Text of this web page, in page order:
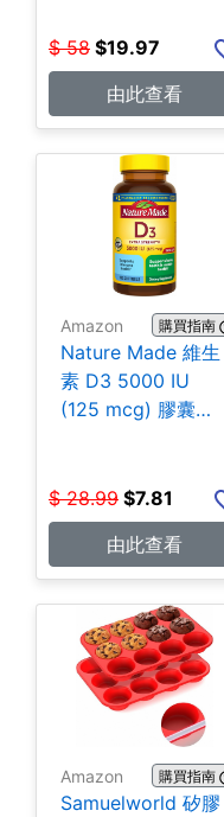
$ 58 $19.97
由此查看
Amazon 購買指南
Nature Made 維生
素 D3 5000 IU
(125 mcg) 膠囊
$ 28.99 $7.81
由此查看
Amazon 購買指南
Samuelworld 矽膠